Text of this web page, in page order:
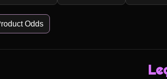
Odds